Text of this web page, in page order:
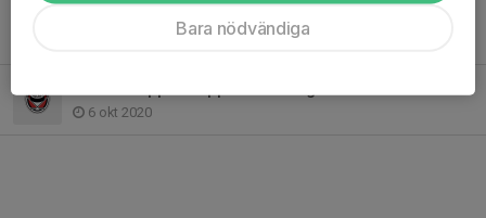
Kallelser till kioskpass!
6 okt 2020
Bara nödvändiga